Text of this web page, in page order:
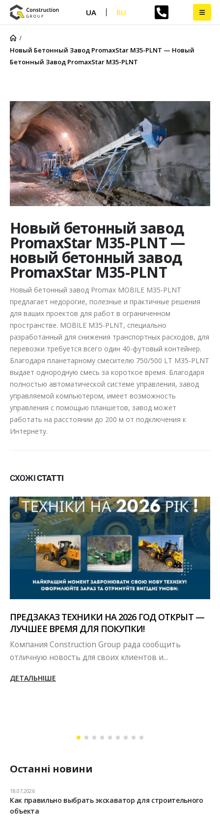
UA RU
Новый Бетонный Завод PromaxStar M35-PLNT — Новый
Бетонный Завод PromaxStar M35-PLNT
Новый бетонный завод
PromaxStar M35-PLNT —
новый бетонный завод
PromaxStar M35-PLNT
Новый бетонный завод Promax MOBILE M35-PLNT
предлагает недорогие, полезные и практичные решения
для ваших проектов для работ в ограниченном
пространстве. MOBILE M35-PLNT, специально
разработанный для снижения транспортных расходов, для
перевозки требуется всего один 40-футовый контейнер.
Благодаря планетарному смесителю 750/500 LT M35-PLNT
выдает однородную смесь за короткое время. Благодаря
полностью автоматической системе управления, завод
управляемой компьютером, имеет возможность
управления с помощью планшетов, завод может
работать на расстоянии до 200 м от подключения к
Интернету.
СХОЖІСТАТТІ
ПРЕДЗАКАЗ ТЕХНИКИ НА 2026 ГОД ОТКРЫТ —
ЛУЧШЕЕ ВРЕМЯ ДЛЯ ПОКУПКИ!
Компания Construction Group рада сообщить
отличную новость для своих клиентов и...
ДЕТАЛЬНІШЕ
Останні новини
Как правильно выбрать экскаватор для строительного
объекта
18.07.2026